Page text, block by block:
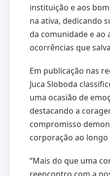
instituição e aos
na ativa, dedicando
da comunidade e ao
ocorrências que
Em publicação nas
Juca Sloboda
uma ocasião de
destacando a
compromisso
corporação ao longo
“Mais do que uma